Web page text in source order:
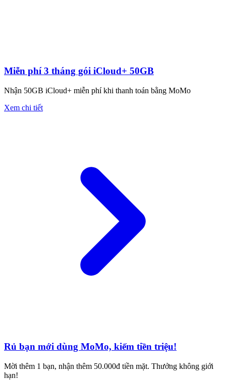
Miễn phí 3 tháng gói iCloud+ 50GB
Nhận 50GB iCloud+ miễn phí khi thanh toán bằng MoMo
Xem chi tiết
Rủ bạn mới dùng MoMo, kiếm tiền triệu!
Mời thêm 1 bạn, nhận thêm 50.000đ tiền mặt. Thưởng không giới
hạn!